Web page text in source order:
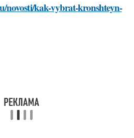
novosti/kak-vybrat-kronshteyn-